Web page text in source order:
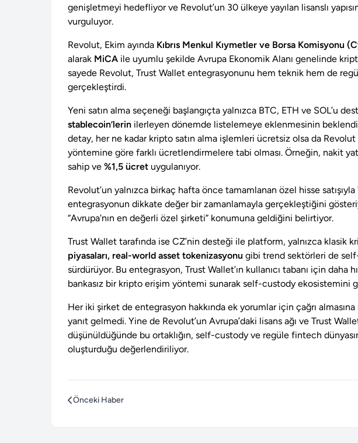
genişletmeyi hedefliyor ve Revolut’un 30 ülkeye yayılan lisanslı
vurguluyor.
Revolut, Ekim ayında Kıbrıs Menkul Kıymetler ve Borsa Komisyonu
alarak MiCA ile uyumlu şekilde Avrupa Ekonomik Alanı genelinde
sayede Revolut, Trust Wallet entegrasyonunu hem teknik hem de
gerçekleştirdi.
Yeni satın alma seçeneği başlangıçta yalnızca BTC, ETH ve SOL’u
stablecoin’lerin ilerleyen dönemde listelemeye eklenmesinin
detay, her ne kadar kripto satın alma işlemleri ücretsiz olsa da Revolut
yöntemine göre farklı ücretlendirmelere tabi olması. Örneğin, nakit
sahip ve %1,5 ücret uygulanıyor.
Revolut’un yalnızca birkaç hafta önce tamamlanan özel hisse satışıyla
entegrasyonun dikkate değer bir zamanlamayla gerçekleştiğini
“Avrupa'nın en değerli özel şirketi” konumuna geldiğini belirtiyor.
Trust Wallet tarafında ise CZ’nin desteği ile platform, yalnızca klasik
piyasaları, real-world asset tokenizasyonu gibi trend sektörleri de self-
sürdürüyor. Bu entegrasyon, Trust Wallet’ın kullanıcı tabanı için daha
bankasız bir kripto erişim yöntemi sunarak self-custody ekosistemini
Her iki şirket de entegrasyon hakkında ek yorumlar için çağrı almasına
yanıt gelmedi. Yine de Revolut’un Avrupa’daki lisans ağı ve Trust
düşünüldüğünde bu ortaklığın, self-custody ve regüle fintech
oluşturduğu değerlendiriliyor.
Önceki Haber